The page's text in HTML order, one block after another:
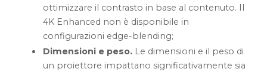
ottimizzare il contrasto in base al contenuto. Il
4K Enhanced non è disponibile in
configurazioni edge-blending;
Dimensioni e peso. Le dimensioni e il peso di
un proiettore impattano significativamente sia